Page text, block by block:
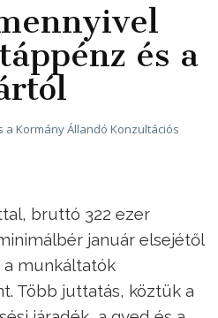
és a
Kormány Állandó Konzultációs
bruttó 322 ezer
január elsejétől
a munkáltatók
Több juttatás, köztük a